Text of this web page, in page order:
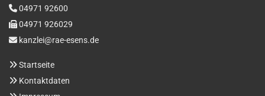
 04971 92600
 04971 926029
 kanzlei@rae-esens.de
 Startseite
 Kontaktdaten